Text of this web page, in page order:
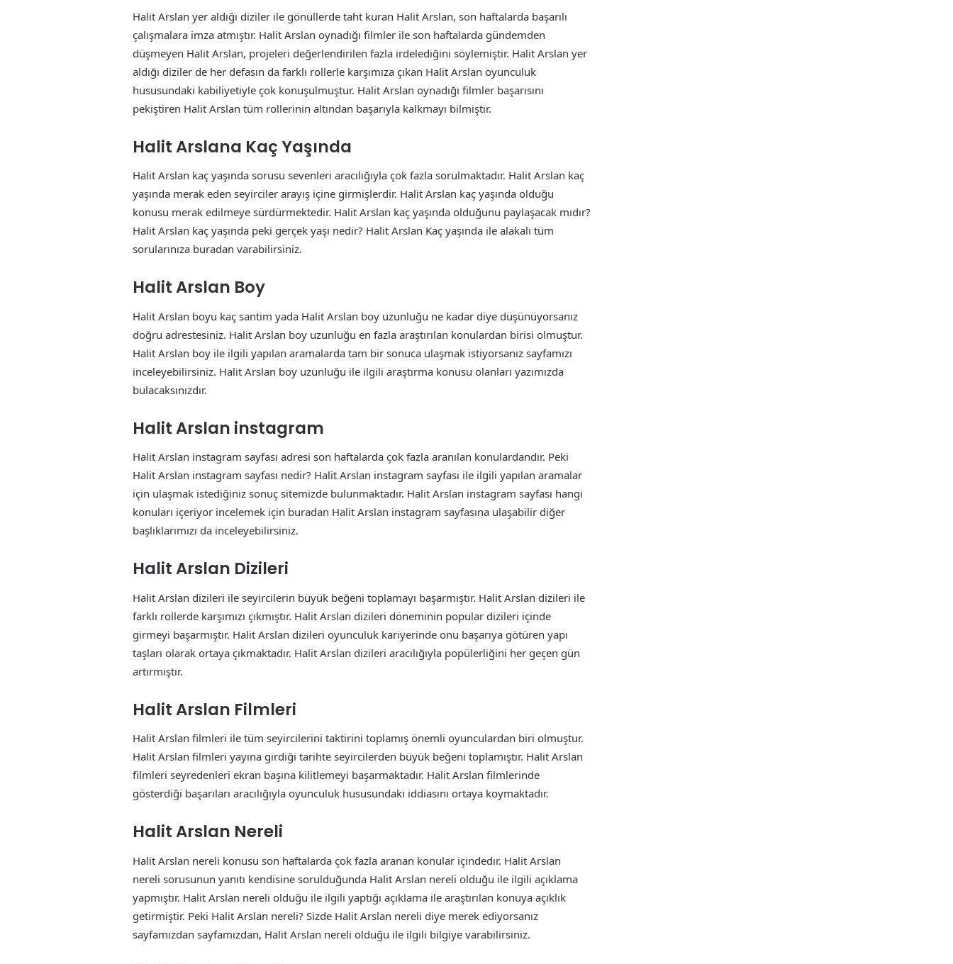
Halit Arslan yer aldığı diziler ile gönüllerde taht kuran Halit Arslan, son haftalarda başarılı
çalışmalara imza atmıştır. Halit Arslan oynadığı filmler ile son haftalarda gündemden
düşmeyen Halit Arslan, projeleri değerlendirilen fazla irdelediğini söylemiştir. Halit Arslan yer
aldığı diziler de her defasın da farklı rollerle karşımıza çıkan Halit Arslan oyunculuk
hususundaki kabiliyetiyle çok konuşulmuştur. Halit Arslan oynadığı filmler başarısını
pekiştiren Halit Arslan tüm rollerinin altından başarıyla kalkmayı bilmiştir.
Halit Arslana Kaç Yaşında
Halit Arslan kaç yaşında sorusu sevenleri aracılığıyla çok fazla sorulmaktadır. Halit Arslan kaç
yaşında merak eden seyirciler arayış içine girmişlerdir. Halit Arslan kaç yaşında olduğu
konusu merak edilmeye sürdürmektedir. Halit Arslan kaç yaşında olduğunu paylaşacak mıdır?
Halit Arslan kaç yaşında peki gerçek yaşı nedir? Halit Arslan Kaç yaşında ile alakalı tüm
sorularınıza buradan varabilirsiniz.
Halit Arslan Boy
Halit Arslan boyu kaç santim yada Halit Arslan boy uzunluğu ne kadar diye düşünüyorsanız
doğru adrestesiniz. Halit Arslan boy uzunluğu en fazla araştırılan konulardan birisi olmuştur.
Halit Arslan boy ile ilgili yapılan aramalarda tam bir sonuca ulaşmak istiyorsanız sayfamızı
inceleyebilirsiniz. Halit Arslan boy uzunluğu ile ilgili araştırma konusu olanları yazımızda
bulacaksınızdır.
Halit Arslan instagram
Halit Arslan instagram sayfası adresi son haftalarda çok fazla aranılan konulardandır. Peki
Halit Arslan instagram sayfası nedir? Halit Arslan instagram sayfası ile ilgili yapılan aramalar
için ulaşmak istediğiniz sonuç sitemizde bulunmaktadır. Halit Arslan instagram sayfası hangi
konuları içeriyor incelemek için buradan Halit Arslan instagram sayfasına ulaşabilir diğer
başlıklarımızı da inceleyebilirsiniz.
Halit Arslan Dizileri
Halit Arslan dizileri ile seyircilerin büyük beğeni toplamayı başarmıştır. Halit Arslan dizileri ile
farklı rollerde karşımızı çıkmıştır. Halit Arslan dizileri döneminin popular dizileri içinde
girmeyi başarmıştır. Halit Arslan dizileri oyunculuk kariyerinde onu başarıya götüren yapı
taşları olarak ortaya çıkmaktadır. Halit Arslan dizileri aracılığıyla popülerliğini her geçen gün
artırmıştır.
Halit Arslan Filmleri
Halit Arslan filmleri ile tüm seyircilerini taktirini toplamış önemli oyunculardan biri olmuştur.
Halit Arslan filmleri yayına girdiği tarihte seyircilerden büyük beğeni toplamıştır. Halit Arslan
filmleri seyredenleri ekran başına kilitlemeyi başarmaktadır. Halit Arslan filmlerinde
gösterdiği başarıları aracılığıyla oyunculuk hususundaki iddiasını ortaya koymaktadır.
Halit Arslan Nereli
Halit Arslan nereli konusu son haftalarda çok fazla aranan konular içindedır. Halit Arslan
nereli sorusunun yanıtı kendisine sorulduğunda Halit Arslan nereli olduğu ile ilgili açıklama
yapmıştır. Halit Arslan nereli olduğu ile ilgili yaptığı açıklama ile araştırılan konuya açıklık
getirmiştir. Peki Halit Arslan nereli? Sizde Halit Arslan nereli diye merek ediyorsanız
sayfamızdan sayfamızdan, Halit Arslan nereli olduğu ile ilgili bilgiye varabilirsiniz.